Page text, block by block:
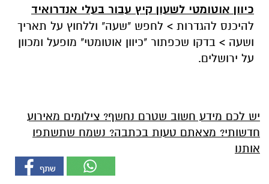
כיוון אוטומטי לשעון קיץ עבור בעלי אנדרואיד
להיכנס להגדרות > לחפש "שעה" וללחוץ על תאריך
ושעה > בדקו שכפתור "כיוון אוטומטי" מופעל ומכוון
על ירושלים.
יש לכם מידע חשוב שטרם נחשף? צילומים מאירוע
חדשותי? מצאתם טעות בכתבה? נשמח שתשתפו
אותנו